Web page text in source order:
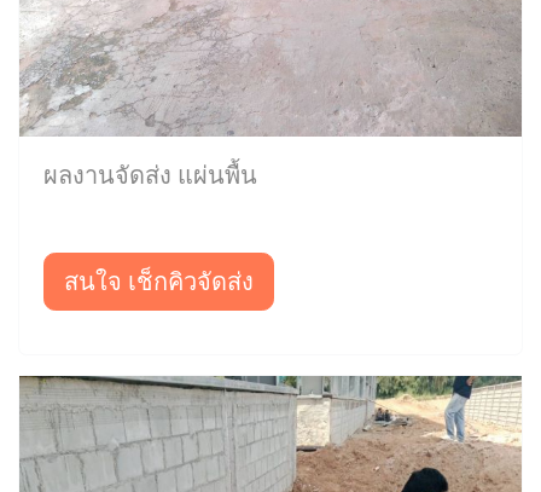
ผลงานจัดส่ง แผ่นพื้น
สนใจ เช็กคิวจัดส่ง